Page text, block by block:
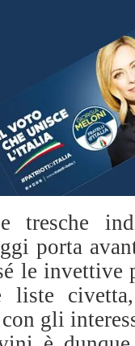
porta
le invettive
liste
gli